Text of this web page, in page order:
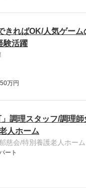
きればOK/人気ゲーム
験活躍
万円
」調理スタッフ/調理
人ホーム
慈会/特別養護老人ホー
ート